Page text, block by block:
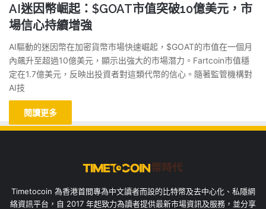
AI迷因幣崛起：$GOAT市值突破10億美元，市
場信心持續增強
AI驅動的迷因幣在加密貨幣市場快速崛起，$GOAT的市值在一個月
內飆升至超過10億美元，顯示出強大的市場潛力。Fartcoin市值穩
定在1.7億美元，反映出投資者對這類代幣的信心。隨著監管機構對
AI技
閱讀更多
Timetocoin 為香港首間專為中文讀者而設的比特幣及去中心化、私隱網
絡資訊平台，自 2017 年起致力為讀者提供最新市場資訊及服務，並分享